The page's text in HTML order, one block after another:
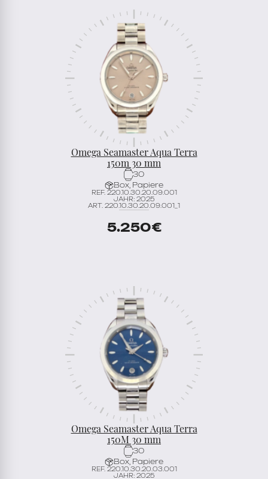
Omega Seamaster Aqua Terra
150m 30 mm
30
Box, Papiere
REF. 220.10.30.20.09.001
JAHR: 2025
ART. 220.10.30.20.09.001_1
5.250€
Omega Seamaster Aqua Terra
150M 30 mm
30
Box, Papiere
REF. 220.10.30.20.03.001
JAHR: 2025